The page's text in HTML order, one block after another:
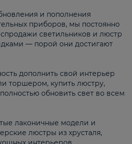
и пополнения
приборов, мы постоянно
светильников и люстр
— порой они достигают
дополнить свой интерьер
торшером, купить люстру,
обновить свет во всем
лаконичные модели и
люстры из хрусталя,